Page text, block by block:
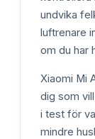
undvika
luftrenare
om du har
Xiaomi Mi
dig som
i test för
mindre